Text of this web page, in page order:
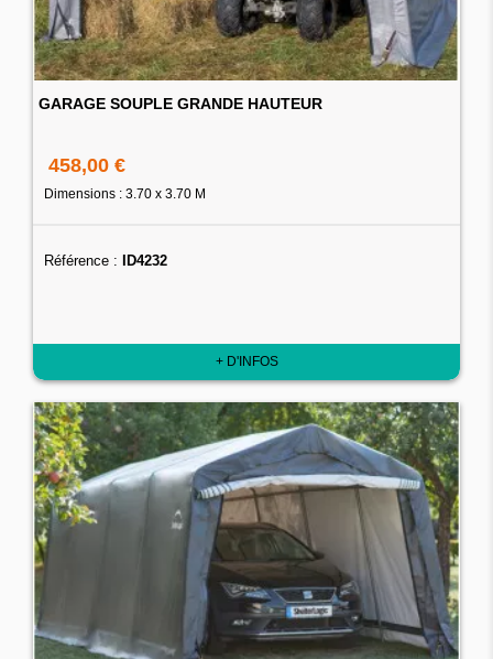
GARAGE SOUPLE GRANDE HAUTEUR
458,00 €
Dimensions : 3.70 x 3.70 M
Référence : ID4232
+ D'INFOS